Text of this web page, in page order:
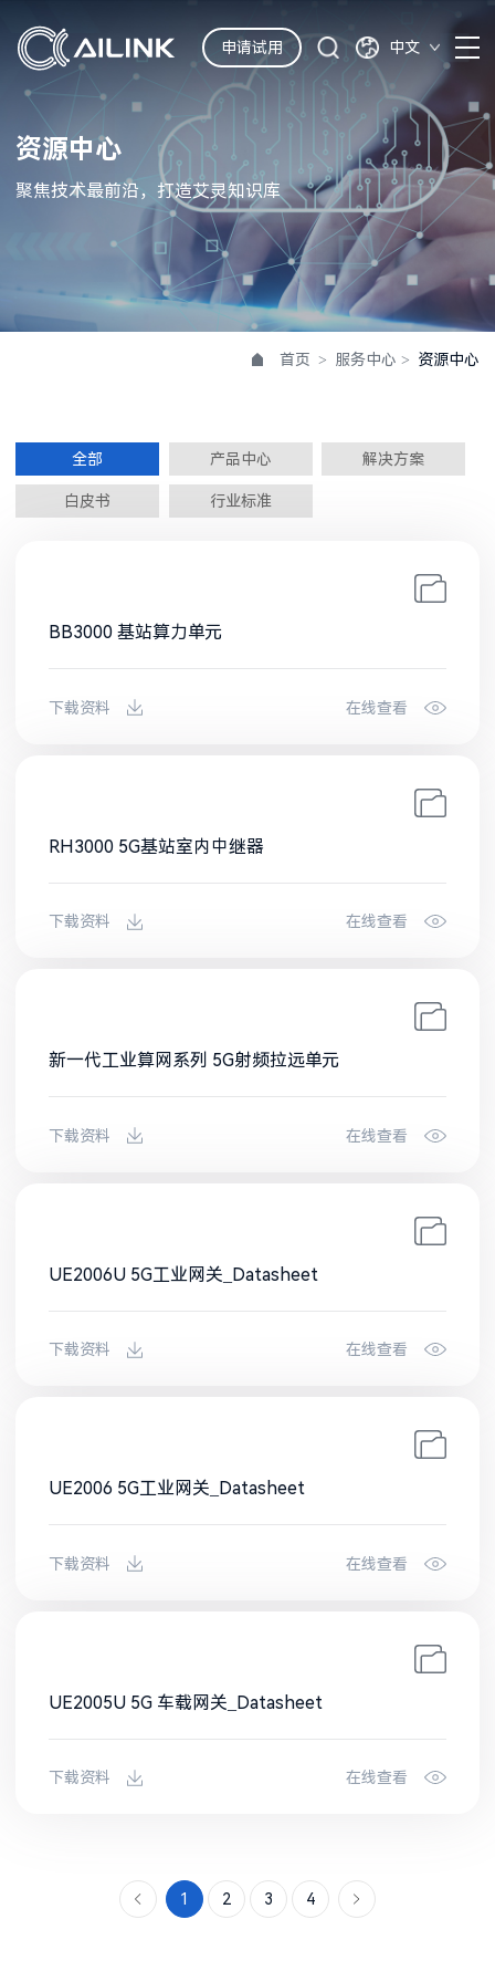
申请试用 中文
资源中心
聚焦技术最前沿，打造艾灵知识库
首页 > 服务中心 > 资源中心
全部 产品中心 解决方案
白皮书 行业标准
BB3000 基站算力单元
下载资料 在线查看
RH3000 5G基站室内中继器
下载资料 在线查看
新一代工业算网系列 5G射频拉远单元
下载资料 在线查看
UE2006U 5G工业网关_Datasheet
下载资料 在线查看
UE2006 5G工业网关_Datasheet
下载资料 在线查看
UE2005U 5G 车载网关_Datasheet
下载资料 在线查看
1 2 3 4